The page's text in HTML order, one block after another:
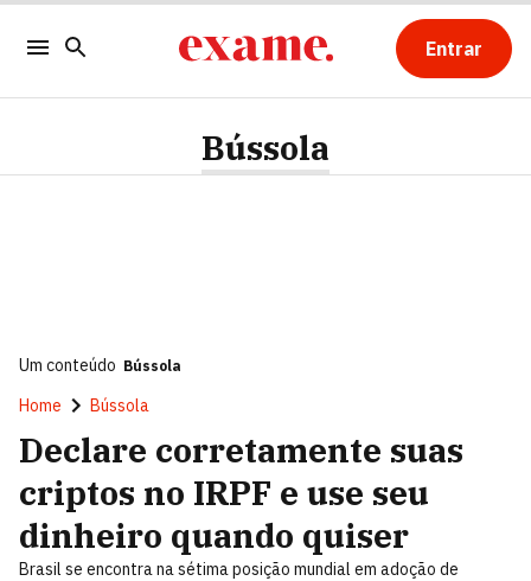
Entrar
Bússola
Um conteúdo Bússola
Home Bússola
Declare corretamente suas
criptos no IRPF e use seu
dinheiro quando quiser
Brasil se encontra na sétima posição mundial em adoção de